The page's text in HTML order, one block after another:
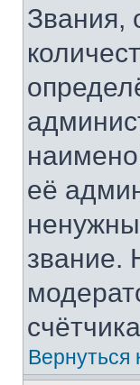
Звания,
её
звание.
Вернуться